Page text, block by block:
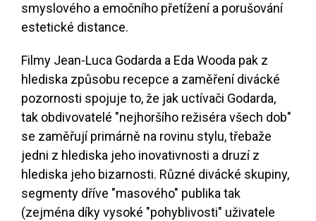
smyslového a emočního přetížení a porušování
estetické distance.
Filmy Jean-Luca Godarda a Eda Wooda pak z
hlediska způsobu recepce a zaměření divácké
pozornosti spojuje to, že jak uctívači Godarda,
tak obdivovatelé "nejhoršího režiséra všech dob"
se zaměřují primárně na rovinu stylu, třebaže
jedni z hlediska jeho inovativnosti a druzí z
hlediska jeho bizarnosti. Různé divácké skupiny,
segmenty dříve "masového" publika tak
(zejména díky vysoké "pohyblivosti" uživatele